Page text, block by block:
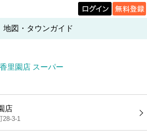
地図・タウンガイド
里園店 スーパー
店
3-1